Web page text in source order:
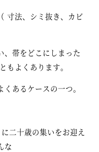
寸法、シミ抜き、カビ
帯をどこにしまった
もよくあります。
あるケースの一つ。
二十歳の集いをお迎え
な